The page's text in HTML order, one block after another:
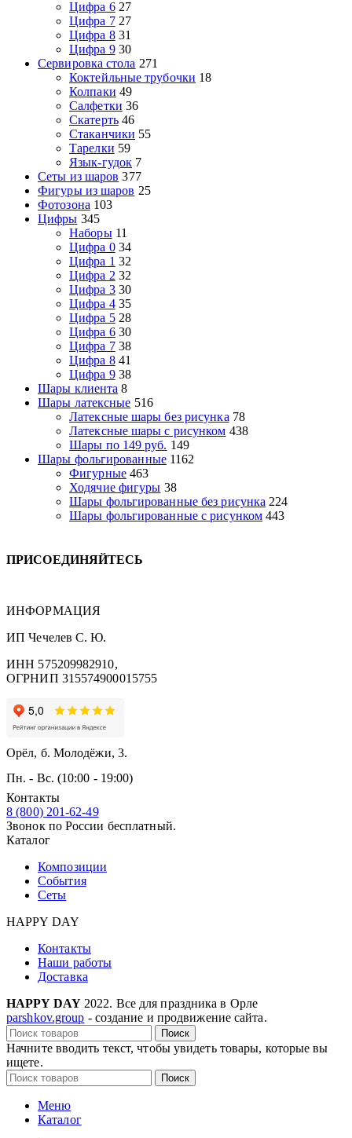
Цифра 6 27
Цифра 7 27
Цифра 8 31
Цифра 9 30
Сервировка стола 271
Коктейльные трубочки 18
Колпаки 49
Салфетки 36
Скатерть 46
Стаканчики 55
Тарелки 59
Язык-гудок 7
Сеты из шаров 377
Фигуры из шаров 25
Фотозона 103
Цифры 345
Наборы 11
Цифра 0 34
Цифра 1 32
Цифра 2 32
Цифра 3 30
Цифра 4 35
Цифра 5 28
Цифра 6 30
Цифра 7 38
Цифра 8 41
Цифра 9 38
Шары клиента 8
Шары латексные 516
Латексные шары без рисунка 78
Латексные шары с рисунком 438
Шары по 149 руб. 149
Шары фольгированные 1162
Фигурные 463
Ходячие фигуры 38
Шары фольгированные без рисунка 224
Шары фольгированные с рисунком 443
ПРИСОЕДИНЯЙТЕСЬ
ИНФОРМАЦИЯ
ИП Чечелев С. Ю.
ИНН 575209982910,
ОГРНИП 315574900015755
Орёл, б. Молодёжи, 3.
Пн. - Вс. (10:00 - 19:00)
Контакты
8 (800) 201-62-49
Звонок по России бесплатный.
Каталог
Композиции
События
Сеты
HAPPY DAY
Контакты
Наши работы
Доставка
HAPPY DAY 2022. Все для праздника в Орле
parshkov.group - создание и продвижение сайта.
Поиск
Начните вводить текст, чтобы увидеть товары, которые вы
ищете.
Поиск
Меню
Каталог